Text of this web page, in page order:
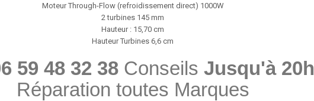
Moteur Through-Flow (refroidissement direct) 1000W
2 turbines 145 mm
Hauteur : 15,70 cm
Hauteur Turbines 6,6 cm
59 48 32 38Conseils Jusqu'à 20h
Réparation toutes Marques